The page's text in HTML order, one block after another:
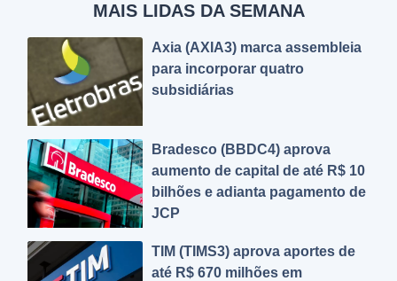
MAIS LIDAS DA SEMANA
Axia (AXIA3) marca assembleia
para incorporar quatro
subsidiárias
Bradesco (BBDC4) aprova
aumento de capital de até R$ 10
bilhões e adianta pagamento de
JCP
TIM (TIMS3) aprova aportes de
até R$ 670 milhões em